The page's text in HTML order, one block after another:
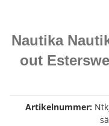
Nautika
out
Artikelnummer: